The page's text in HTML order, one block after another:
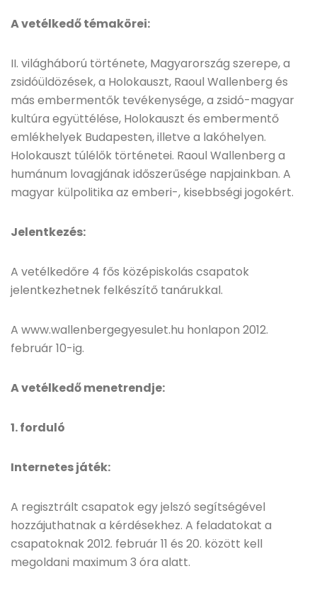
A vetélkedő témakörei:
II. világháború története, Magyarország szerepe, a
zsidóüldözések, a Holokauszt, Raoul Wallenberg és
más embermentők tevékenysége, a zsidó-magyar
kultúra együttélése, Holokauszt és embermentő
emlékhelyek Budapesten, illetve a lakóhelyen.
Holokauszt túlélők történetei. Raoul Wallenberg a
humánum lovagjának időszerűsége napjainkban. A
magyar külpolitika az emberi-, kisebbségi jogokért.
Jelentkezés:
A vetélkedőre 4 fős középiskolás csapatok
jelentkezhetnek felkészítő tanárukkal.
A www.wallenbergegyesulet.hu honlapon 2012.
február 10-ig.
A vetélkedő menetrendje:
1. forduló
Internetes játék:
A regisztrált csapatok egy jelszó segítségével
hozzájuthatnak a kérdésekhez. A feladatokat a
csapatoknak 2012. február 11 és 20. között kell
megoldani maximum 3 óra alatt.